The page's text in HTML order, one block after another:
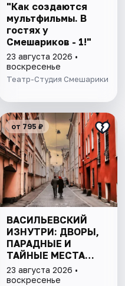
"Как создаются
мультфильмы. В
гостях у
Смешариков - 1!"
23 августа 2026 •
воскресенье
Театр-Студия Смешарики
от 795 ₽
ВАСИЛЬЕВСКИЙ
ИЗНУТРИ: ДВОРЫ,
ПАРАДНЫЕ И
ТАЙНЫЕ МЕСТА
ОСТРОВА
23 августа 2026 •
воскресенье